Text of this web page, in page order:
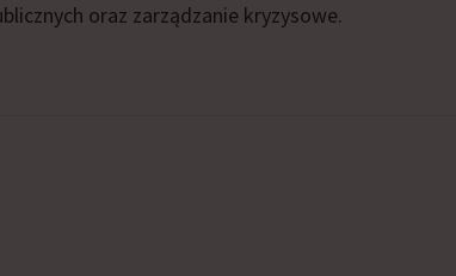
oraz zarządzanie kryzysowe.